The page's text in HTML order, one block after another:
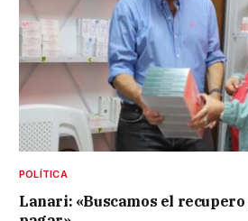
POLÍTICA
Lanari: «Buscamos el recupero